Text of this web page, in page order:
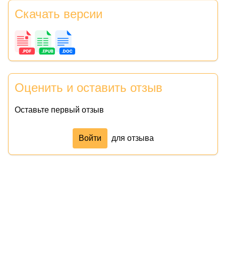
Скачать версии
Оценить и оставить отзыв
Оставьте первый отзыв
Войти для отзыва